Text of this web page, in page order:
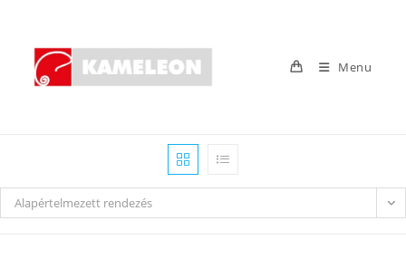
content
Menu
Alapértelmezett rendezés